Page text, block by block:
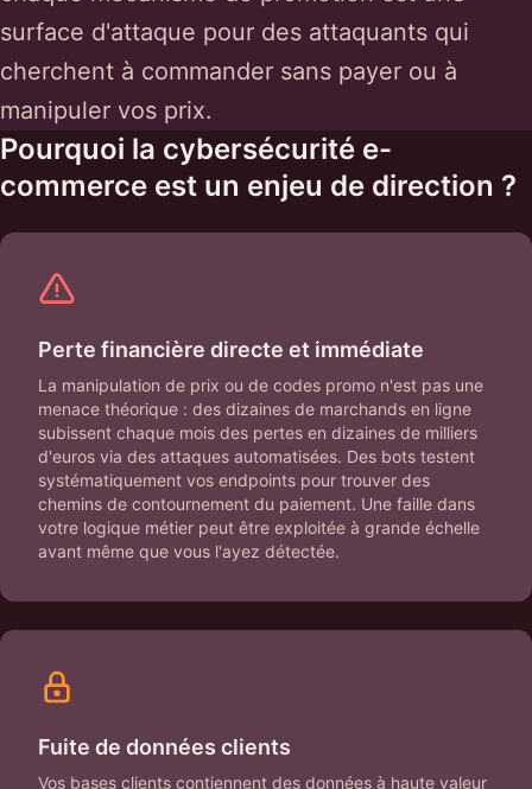
surface d'attaque pour des attaquants qui
cherchent à commander sans payer ou à
manipuler vos prix.
Pourquoi la cybersécurité e-
commerce est un enjeu de direction ?
Perte financière directe et immédiate
La manipulation de prix ou de codes promo n'est pas une
menace théorique : des dizaines de marchands en ligne
subissent chaque mois des pertes en dizaines de milliers
d'euros via des attaques automatisées. Des bots testent
systématiquement vos endpoints pour trouver des
chemins de contournement du paiement. Une faille dans
votre logique métier peut être exploitée à grande échelle
avant même que vous l'ayez détectée.
Fuite de données clients
Vos bases clients contiennent des données à haute valeur